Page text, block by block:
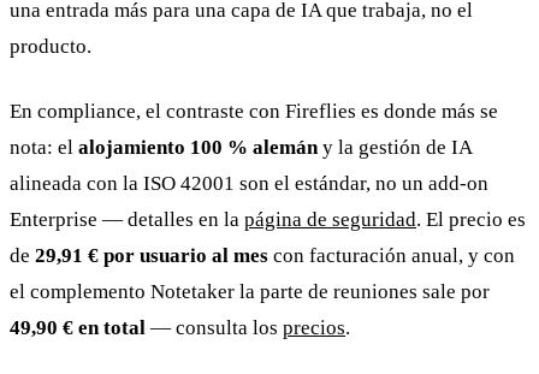
una entrada más para una capa de IA que trabaja, no el
producto.
En compliance, el contraste con Fireflies es donde más se
nota: el alojamiento 100 % alemány la gestión de IA
alineada con la ISO 42001 son el estándar, no un add-on
Enterprise — detalles en la página de seguridad. El precio es
de 29,91 € por usuario al mes con facturación anual, y con
el complemento Notetaker la parte de reuniones sale por
49,90 € en total — consulta los precios.